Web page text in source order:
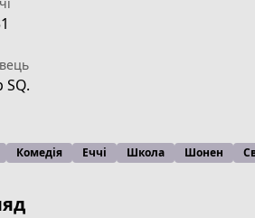
SQ.
Комедія Еччі Школа Шонен